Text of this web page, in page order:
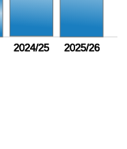
2024/25 2025/26